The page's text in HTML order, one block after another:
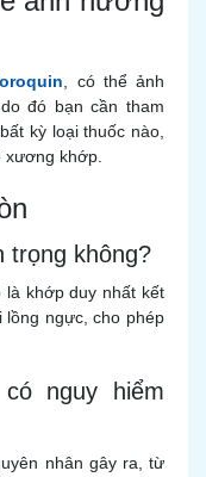
, có thể ảnh
đó bạn cần tham
kỳ loại thuốc nào,
khớp.
trọng không?
khớp duy nhất kết
lồng ngực, cho phép
nguy hiểm
nhân gây ra, từ